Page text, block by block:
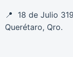
18 de Julio
Querétaro, Qro.